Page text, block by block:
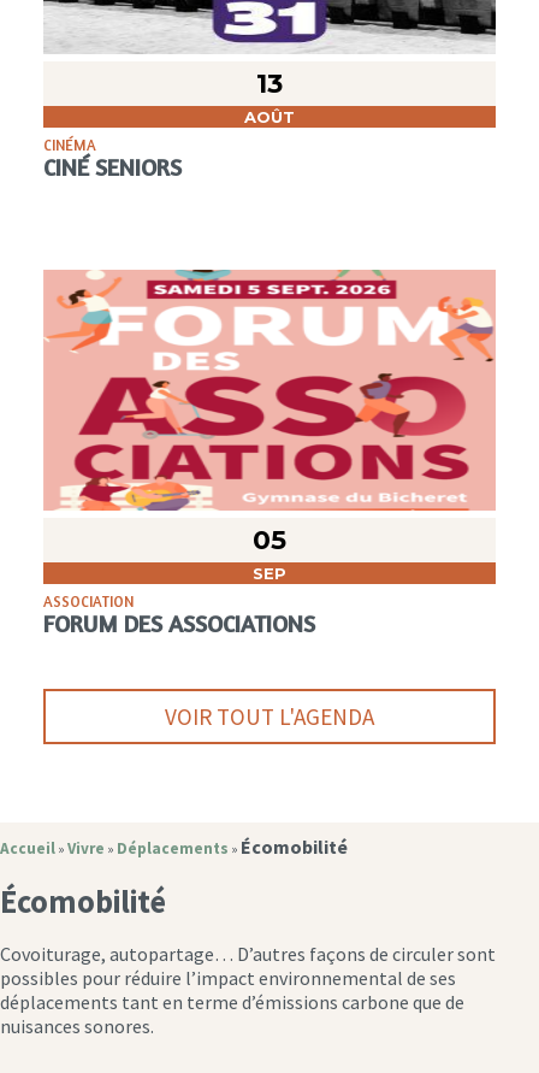
13
AOÛT
CINÉMA
CINÉ SENIORS
05
SEP
ASSOCIATION
FORUM DES ASSOCIATIONS
VOIR TOUT L'AGENDA
Accueil » Vivre » Déplacements » Écomobilité
Écomobilité
Covoiturage, autopartage… D’autres façons de circuler sont
possibles pour réduire l’impact environnemental de ses
déplacements tant en terme d’émissions carbone que de
nuisances sonores.